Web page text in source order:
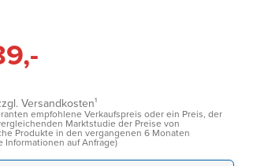
Versandkosten¹
empfohlene Verkaufspreis oder ein Preis, der
Marktstudie der Preise von
Produkte in den vergangenen 6 Monaten
auf Anfrage)